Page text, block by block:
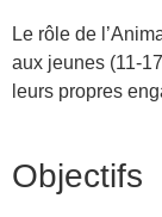
Le rôle de
aux jeunes (11-
leurs propres
Objectifs